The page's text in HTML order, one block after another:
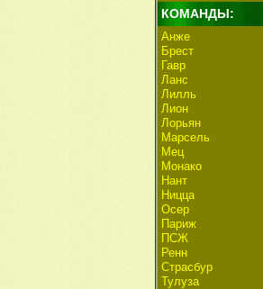
КОМАНДЫ:
Анже
Брест
Гавр
Ланс
Лилль
Лион
Лорьян
Марсель
Мец
Монако
Нант
Ницца
Осер
Париж
ПСЖ
Ренн
Страсбур
Тулуза